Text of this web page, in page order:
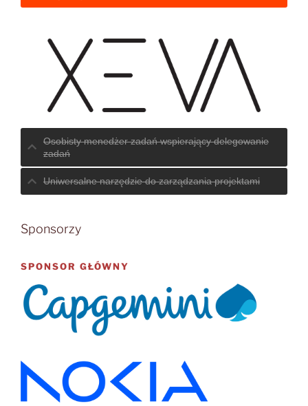
Osobisty menedżer zadań wspierający delegowanie
zadań
Uniwersalne narzędzie do zarządzania projektami
Sponsorzy
SPONSOR GŁÓWNY